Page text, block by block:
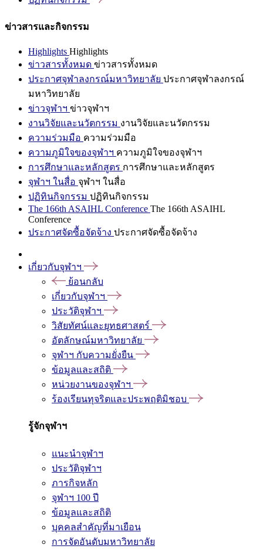
ข่าวสารและกิจกรรม
Highlights Highlights
ข่าวสารทั้งหมด ข่าวสารทั้งหมด
ประกาศจุฬาลงกรณ์มหาวิทยาลัย ประกาศจุฬาลงกรณ์
มหาวิทยาลัย
ข่าวจุฬาฯ ข่าวจุฬาฯ
งานวิจัยและนวัตกรรม งานวิจัยและนวัตกรรม
ความร่วมมือ ความร่วมมือ
ความภูมิใจของจุฬาฯ ความภูมิใจของจุฬาฯ
การศึกษาและหลักสูตร การศึกษาและหลักสูตร
จุฬาฯ ในสื่อ จุฬาฯ ในสื่อ
ปฏิทินกิจกรรม ปฏิทินกิจกรรม
The 166th ASAIHL Conference The 166th ASAIHL
Conference
ประกาศจัดซื้อจัดจ้าง ประกาศจัดซื้อจัดจ้าง
เกี่ยวกับจุฬาฯ
ย้อนกลับ
เกี่ยวกับจุฬาฯ
ประวัติจุฬาฯ
วิสัยทัศน์และยุทธศาสตร์
อัตลักษณ์มหาวิทยาลัย
จุฬาฯ กับความยั่งยืน
ข้อมูลและสถิติ
หน่วยงานของจุฬาฯ
ร้องเรียนทุจริตและประพฤติมิชอบ
รู้จักจุฬาฯ
แนะนำจุฬาฯ
ประวัติจุฬาฯ
ภารกิจหลัก
จุฬาฯ 100 ปี
ข้อมูลและสถิติ
บุคคลสำคัญที่มาเยือน
การจัดอันดับมหาวิทยาลัย